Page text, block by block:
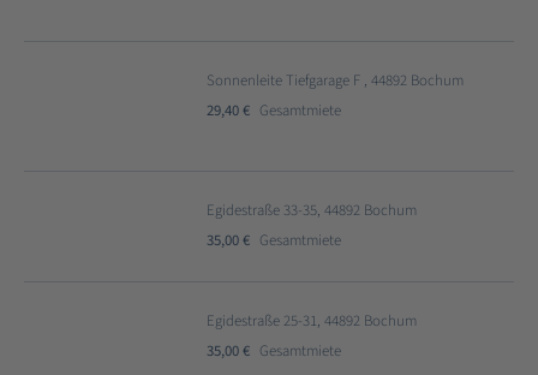
Sonnenleite Tiefgarage F , 44892 Bochum
29,40 € Gesamtmiete
Egidestraße 33-35, 44892 Bochum
35,00 € Gesamtmiete
Egidestraße 25-31, 44892 Bochum
35,00 € Gesamtmiete